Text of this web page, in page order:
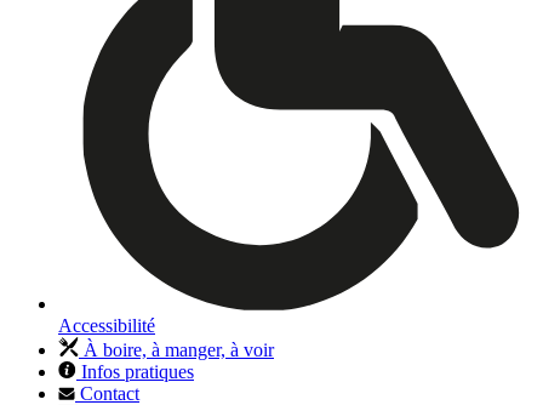
Accessibilité
À boire, à manger, à voir
Infos pratiques
Contact